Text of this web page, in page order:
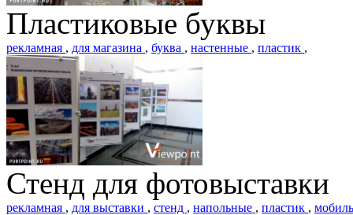
Пластиковые буквы
рекламная , для магазина , буква , настенные , пластик ,
Стенд для фотовыставки
рекламная , для выставки , стенд , напольные , пластик ,